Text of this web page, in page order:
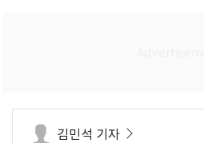
김민석 기자